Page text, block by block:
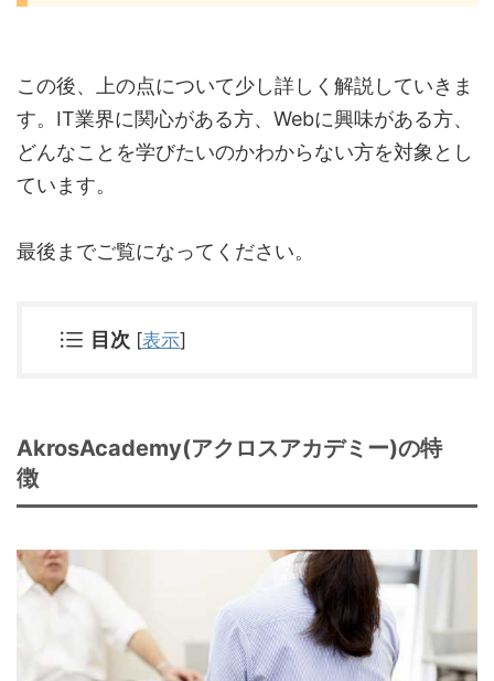
この後、上の点について少し詳しく解説していきま
す。IT業界に関心がある方、Webに興味がある方、
どんなことを学びたいのかわからない方を対象とし
ています。
最後までご覧になってください。
目次 [表示]
AkrosAcademy(アクロスアカデミー)の特
徴